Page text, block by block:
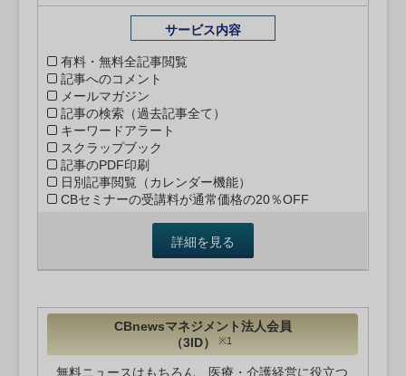
サービス内容
有料・無料全記事閲覧
記事へのコメント
メールマガジン
記事の検索（過去記事全て）
キーワードアラート
スクラップブック
記事のPDF印刷
日別記事閲覧（カレンダー機能）
CBセミナーの受講料が通常価格の20％OFF
詳細を見る
CBnewsマネジメント法人会員
（3ID）
※1
無料ニュースはもちろん、医療・介護経営に役立つ